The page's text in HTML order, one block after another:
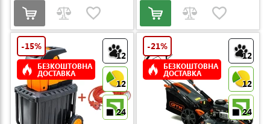
12
12
24
-15%
БЕЗКОШТОВНА
ДОСТАВКА
12
12
24
-21%
БЕЗКОШТОВНА
ДОСТАВКА